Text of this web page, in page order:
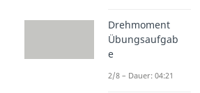
Drehmoment
Übungsaufgab
e
2/8 – Dauer: 04:21